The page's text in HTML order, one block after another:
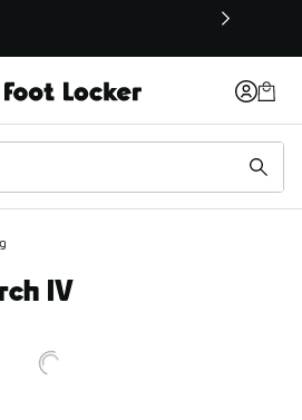
neuen Fenster
IV